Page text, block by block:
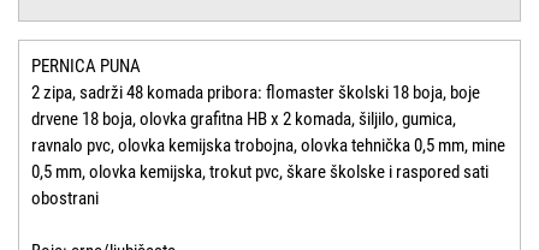
PERNICA PUNA
2 zipa, sadrži 48 komada pribora: flomaster školski 18 boja, boje
drvene 18 boja, olovka grafitna HB x 2 komada, šiljilo, gumica,
ravnalo pvc, olovka kemijska trobojna, olovka tehnička 0,5 mm, mine
0,5 mm, olovka kemijska, trokut pvc, škare školske i raspored sati
obostrani